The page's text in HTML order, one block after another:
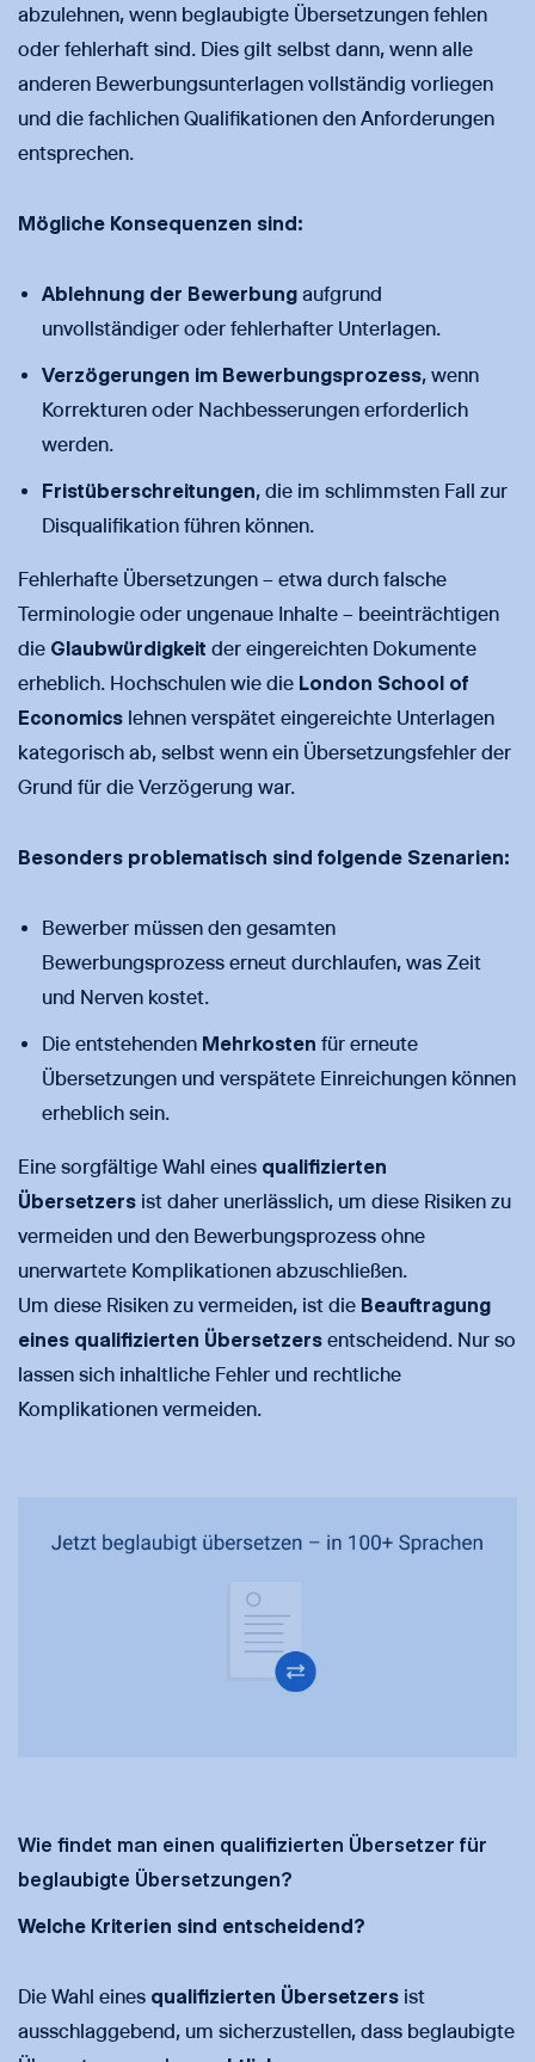
abzulehnen, wenn beglaubigte Übersetzungen fehlen
oder fehlerhaft sind. Dies gilt selbst dann, wenn alle
anderen Bewerbungsunterlagen vollständig vorliegen
und die fachlichen Qualifikationen den Anforderungen
entsprechen.
Mögliche Konsequenzen sind:
Ablehnung der Bewerbung aufgrund
unvollständiger oder fehlerhafter Unterlagen.
Verzögerungen im Bewerbungsprozess, wenn
Korrekturen oder Nachbesserungen erforderlich
werden.
Fristüberschreitungen, die im schlimmsten Fall zur
Disqualifikation führen können.
Fehlerhafte Übersetzungen – etwa durch falsche
Terminologie oder ungenaue Inhalte – beeinträchtigen
die Glaubwürdigkeit der eingereichten Dokumente
erheblich. Hochschulen wie die London School of
Economics lehnen verspätet eingereichte Unterlagen
kategorisch ab, selbst wenn ein Übersetzungsfehler der
Grund für die Verzögerung war.
Besonders problematisch sind folgende Szenarien:
Bewerber müssen den gesamten
Bewerbungsprozess erneut durchlaufen, was Zeit
und Nerven kostet.
Die entstehenden Mehrkosten für erneute
Übersetzungen und verspätete Einreichungen können
erheblich sein.
Eine sorgfältige Wahl eines qualifizierten
Übersetzers ist daher unerlässlich, um diese Risiken zu
vermeiden und den Bewerbungsprozess ohne
unerwartete Komplikationen abzuschließen.
Um diese Risiken zu vermeiden, ist die Beauftragung
eines qualifizierten Übersetzers entscheidend. Nur so
lassen sich inhaltliche Fehler und rechtliche
Komplikationen vermeiden.
Wie findet man einen qualifizierten Übersetzer für
beglaubigte Übersetzungen?
Welche Kriterien sind entscheidend?
Die Wahl eines qualifizierten Übersetzers ist
ausschlaggebend, um sicherzustellen, dass beglaubigte